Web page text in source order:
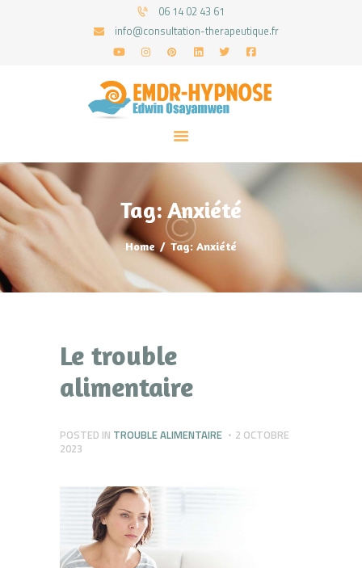
06 14 02 43 61
info@consultation-therapeutique.fr
Tag: Anxiété
Home Tag: Anxiété
ACCUEIL
MON APPROCHE
ARTICLES
CONSULTATIONS
PRENEZ UN RDV
Le trouble
alimentaire
POSTED IN TROUBLE ALIMENTAIRE
2 OCTOBRE
2023